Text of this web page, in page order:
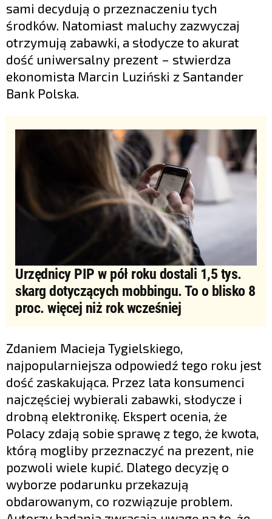
sami decydują o przeznaczeniu tych
środków. Natomiast maluchy zazwyczaj
otrzymują zabawki, a słodycze to akurat
dość uniwersalny prezent – stwierdza
ekonomista Marcin Luziński z Santander
Bank Polska.
Urzędnicy PIP w pół roku dostali 1,5 tys.
skarg dotyczących mobbingu. To o blisko 8
proc. więcej niż rok wcześniej
Zdaniem Macieja Tygielskiego,
najpopularniejsza odpowiedź tego roku jest
dość zaskakująca. Przez lata konsumenci
najczęściej wybierali zabawki, słodycze i
drobną elektronikę. Ekspert ocenia, że
Polacy zdają sobie sprawę z tego, że kwota,
którą mogliby przeznaczyć na prezent, nie
pozwoli wiele kupić. Dlatego decyzję o
wyborze podarunku przekazują
obdarowanym, co rozwiązuje problem.